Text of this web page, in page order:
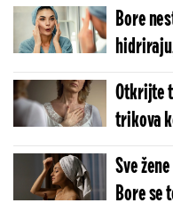
Bore
hidriraju,
na
Otkrijte
trikova
Sve
Bore se